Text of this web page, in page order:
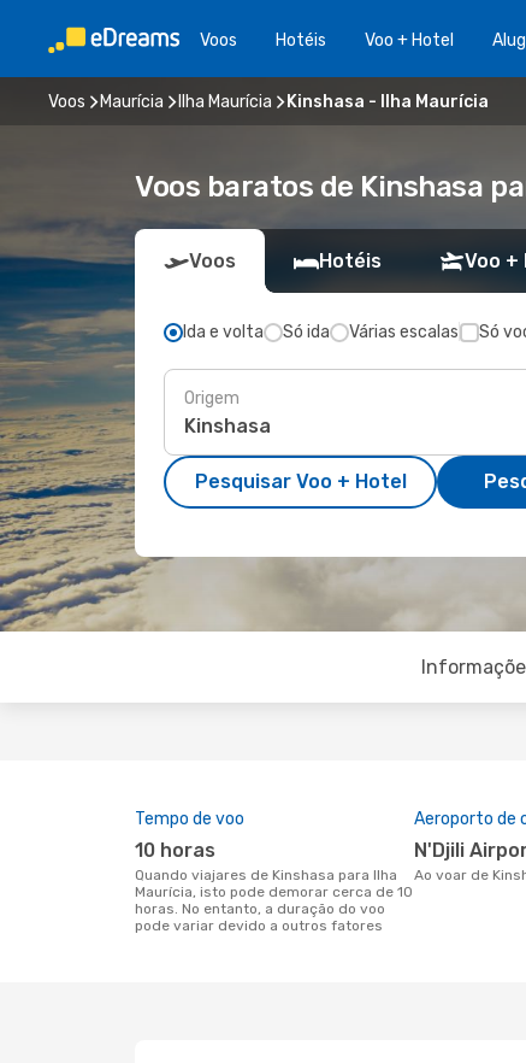
Voos Hotéis Voo + Hotel
Voos Maurícia Ilha Maurícia Kinshasa - Ilha Maurícia
Voos baratos de Kinshasa
Voos Hotéis Voo +
Ida e volta Só ida Várias escalas Só
Origem
Pesquisar Voo + Hotel
Tempo de voo
10 horas
Quando viajares de Kinshasa para Ilha
Maurícia, isto pode demorar cerca de 10
horas. No entanto, a duração do voo
pode variar devido a outros fatores
Aeroporto de
N'Djili
Ao voar de